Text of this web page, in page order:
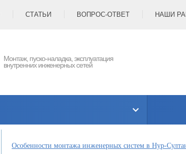
СТАТЬИ ВОПРОС-ОТВЕТ НАШИ
Монтаж, пуско-наладка, эксплуатация
внутренних инженерных сетей
Особенности монтажа инженерных систем в Нур-